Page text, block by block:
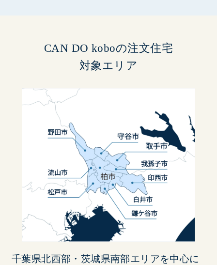
CAN DO koboの注文住宅
対象エリア
千葉県北西部・茨城県南部エリアを中心に